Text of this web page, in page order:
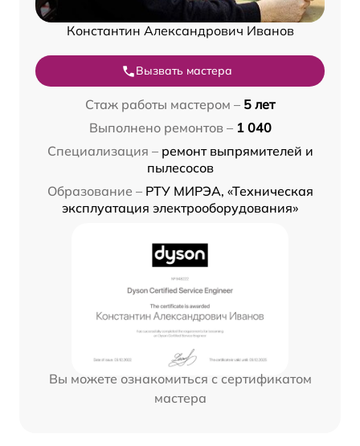
Константин Александрович Иванов
Вызвать мастера
Стаж работы мастером – 5 лет
Выполнено ремонтов – 1 040
Специализация – ремонт выпрямителей и
пылесосов
Образование – РТУ МИРЭА, «Техническая
эксплуатация электрооборудования»
Вы можете ознакомиться с сертификатом
мастера